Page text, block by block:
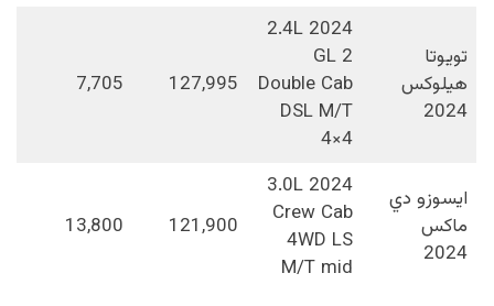
تويوتا
هيلوكس
2024
2024 2.4L
GL 2
Double Cab
DSL M/T
4×4
127,995
7,705
ايسوزو دي
ماكس
2024
2024 3.0L
Crew Cab
4WD LS
M/T mid
121,900
13,800